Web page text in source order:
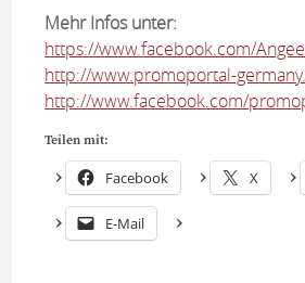
Mehr Infos unter:
https://www.facebook.com/
http://www.promoportal-
http://www.facebook.com/
Teilen mit:
Facebook X
E-Mail